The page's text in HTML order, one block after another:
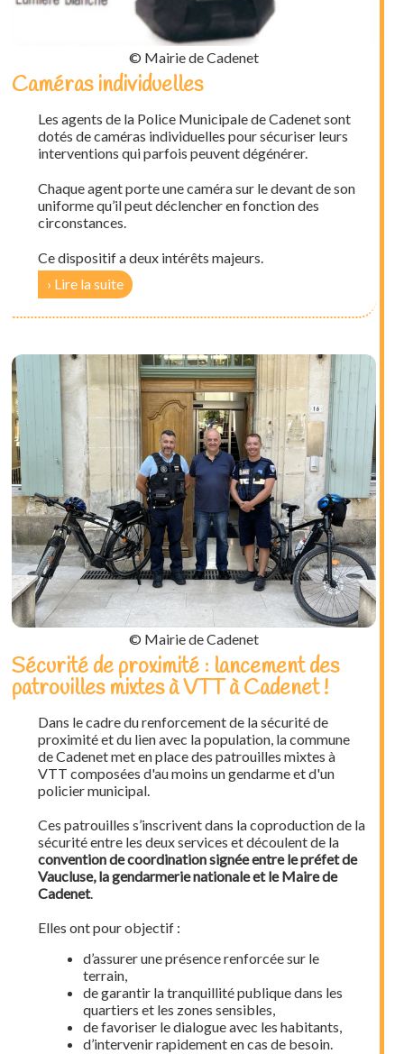
© Mairie de Cadenet
Caméras individuelles
Les agents de la Police Municipale de Cadenet sont
dotés de caméras individuelles pour sécuriser leurs
interventions qui parfois peuvent dégénérer.
Chaque agent porte une caméra sur le devant de son
uniforme qu’il peut déclencher en fonction des
circonstances.
Ce dispositif a deux intérêts majeurs.
Lire la suite
© Mairie de Cadenet
Sécurité de proximité : lancement des
patrouilles mixtes à VTT à Cadenet !
Dans le cadre du renforcement de la sécurité de
proximité et du lien avec la population, la commune
de Cadenet met en place des patrouilles mixtes à
VTT composées d'au moins un gendarme et d'un
policier municipal.
Ces patrouilles s’inscrivent dans la coproduction de la
sécurité entre les deux services et découlent de la
convention de coordination signée entre le préfet de
Vaucluse, la gendarmerie nationale et le Maire de
Cadenet.
Elles ont pour objectif :
d’assurer une présence renforcée sur le
terrain,
de garantir la tranquillité publique dans les
quartiers et les zones sensibles,
de favoriser le dialogue avec les habitants,
d’intervenir rapidement en cas de besoin.